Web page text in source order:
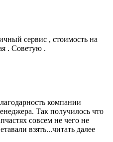
сервис , стоимость на
. Советую .
компании
Так получилось что
совсем не чего не
взять...читать далее